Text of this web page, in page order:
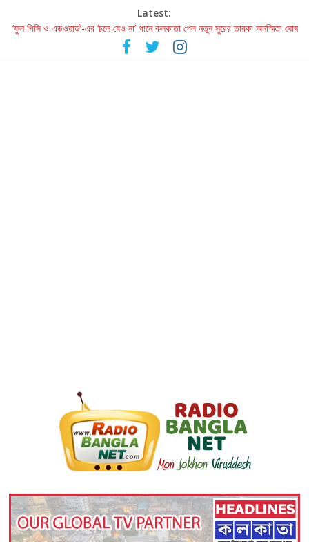
Latest:
‘ফুল পিসি ও এডওয়ার্ড’-এর ‘চলে যেও না’ গানে কলকাতা পেল নতুন সুরের তারকা অনস্মিতা ঘোষ
রবীন্দ্রনাথ ও গুলজারের সৃষ্টির মেলবন্ধনে মুগ্ধ করল ‘দুই তারার দোতারা’
কলের গান থেকে রীলস্ — বাঙালির গান শোনার বিবর্তনের গল্প